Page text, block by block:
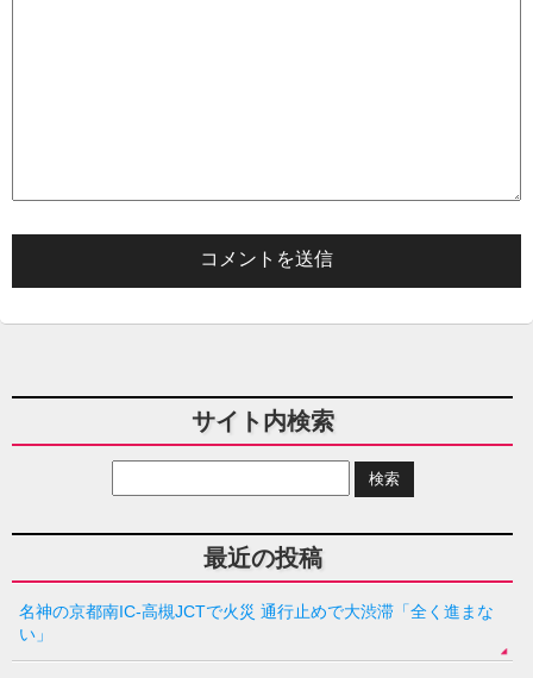
サイト内検索
最近の投稿
名神の京都南IC-高槻JCTで火災 通行止めで大渋滞「全く進まな
い」